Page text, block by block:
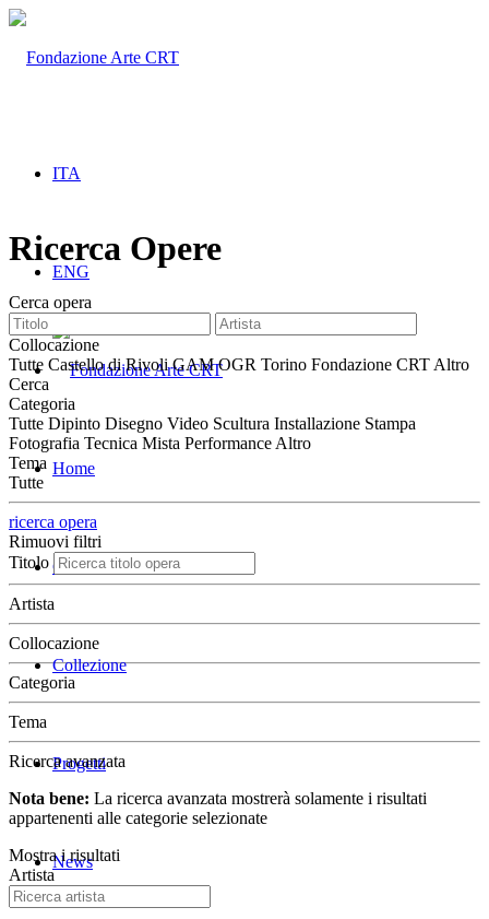
ITA
ENG
Home
Chi Siamo
Collezione
Progetti
News
Ricerca Opere
Cerca opera
Collocazione
Tutte Castello di Rivoli GAM OGR Torino Fondazione CRT Altro
Cerca
Categoria
Tutte Dipinto Disegno Video Scultura Installazione Stampa
Fotografia Tecnica Mista Performance Altro
Tema
Tutte
ricerca opera
Rimuovi filtri
Titolo
Artista
Collocazione
Categoria
Tema
Ricerca avanzata
Nota bene: La ricerca avanzata mostrerà solamente i risultati
appartenenti alle categorie selezionate
Mostra i risultati
Artista